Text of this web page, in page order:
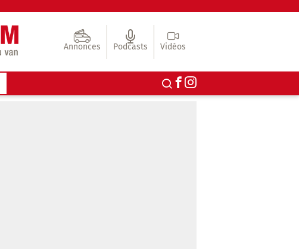
Annonces Podcasts Vidéos